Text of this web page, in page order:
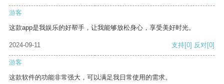
游客
这款app是我娱乐的好帮手，让我能够放松身心，享受美好时光。
2024-09-11 支持[0] 反对[0]
游客
这款软件的功能非常强大，可以满足我日常使用的需求。